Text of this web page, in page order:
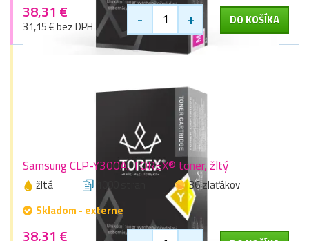
38,31 €
31,15 € bez DPH - + DO KOŠÍKA
Samsung CLP-Y300A, TOREX® toner, žltý
žltá 1000 stran
36 zlaťákov
Skladom - externe
38,31 €